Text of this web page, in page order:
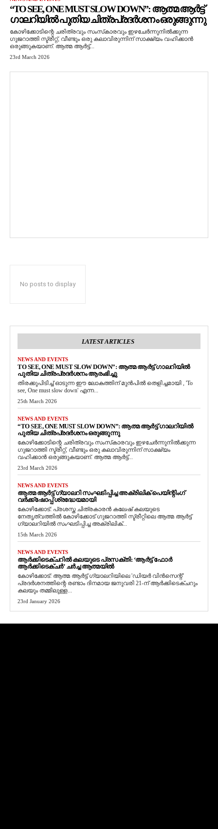
“TO SEE, ONE MUST SLOW DOWN”: ആത്മ ആർട്ട്
ഗാലറിയിൽ പുതിയ ചിത്രപ്രദർശനം ഒരുങ്ങുന്നു
കോഴിക്കോടിന്റെ ചരിത്രവും സംസ്‌കാരവും ഇഴചേർന്നുനിൽക്കുന്ന
ഗുജറാത്തി സ്ട്രീറ്റ്, വീണ്ടും ഒരു കലാവിരുന്നിന് സാക്ഷ്യം വഹിക്കാൻ
ഒരുങ്ങുകയാണ്. ആത്മ ആർട്ട്...
23rd March 2026
No posts to display
LATEST ARTICLES
NEWS AND EVENTS
TO SEE, ONE MUST SLOW DOWN”: ആത്മ ആർട്ട് ഗാലറിയിൽ
പുതിയ ചിത്രപ്രദർശനം ആരംഭിച്ചു
തിരക്കുപിടിച്ച് ഓടുന്ന ഈ ലോകത്തിന് മുൻപിൽ തെളിച്ചമായി , 'To
see, One must slow down' എന്ന...
25th March 2026
NEWS AND EVENTS
“TO SEE, ONE MUST SLOW DOWN”: ആത്മ ആർട്ട് ഗാലറിയിൽ
പുതിയ ചിത്രപ്രദർശനം ഒരുങ്ങുന്നു
കോഴിക്കോടിന്റെ ചരിത്രവും സംസ്‌കാരവും ഇഴചേർന്നുനിൽക്കുന്ന
ഗുജറാത്തി സ്ട്രീറ്റ്, വീണ്ടും ഒരു കലാവിരുന്നിന് സാക്ഷ്യം
വഹിക്കാൻ ഒരുങ്ങുകയാണ്. ആത്മ ആർട്ട്...
23rd March 2026
NEWS AND EVENTS
ആത്മ ആർട്ട് ഗ്യാലറി സംഘടിപ്പിച്ച അക്രിലിക് പെയിന്റിംഗ്
വർക്ക്‌ഷോപ്പ് ശ്രദ്ധേയമായി
കോഴിക്കോട്: പ്രശസ്ത ചിത്രകാരൻ കലേഷ് കലയുടെ
നേതൃത്വത്തിൽ കോഴിക്കോട് ഗുജറാത്തി സ്ട്രീറ്റിലെ ആത്മ ആർട്ട്
ഗ്യാലറിയിൽ സംഘടിപ്പിച്ച അക്രിലിക്...
15th March 2026
NEWS AND EVENTS
ആർക്കിടെക്ചറിൽ കലയുടെ പ്രസക്തി: ‘ആർട്ട് ഫോർ
ആർക്കിടെക്ചർ’ ചർച്ച ആത്മയിൽ
​കോഴിക്കോട്: ആത്മ ആർട്ട് ഗ്യാലറിയിലെ 'ഡിയർ വിൻസെന്റ്'
പ്രദർശനത്തിന്റെ രണ്ടാം ദിനമായ ജനുവരി 21-ന് ആർക്കിടെക്ചറും
കലയും തമ്മിലുള്ള...
23rd January 2026